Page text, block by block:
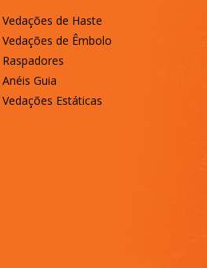
Vedações de Haste
Vedações de Êmbolo
Raspadores
Anéis Guia
Vedações Estáticas